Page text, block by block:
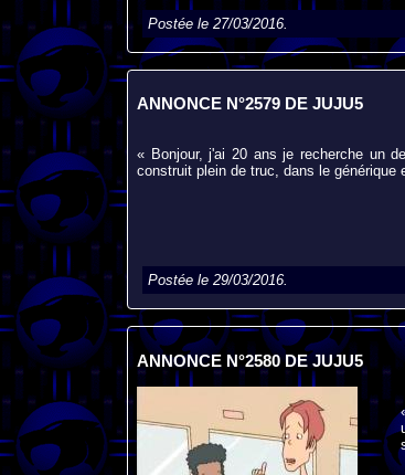
Postée le 27/03/2016.
ANNONCE N°2579 DE JUJU5
« Bonjour, j'ai 20 ans je recherche un
construit plein de truc, dans le
Postée le 29/03/2016.
ANNONCE N°2580 DE JUJU5